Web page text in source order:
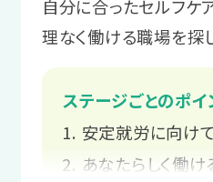
自分に合ったセルフケ
理なく働ける職場を探
ステージごとのポイ
安定就労に向け
あなたらしく働